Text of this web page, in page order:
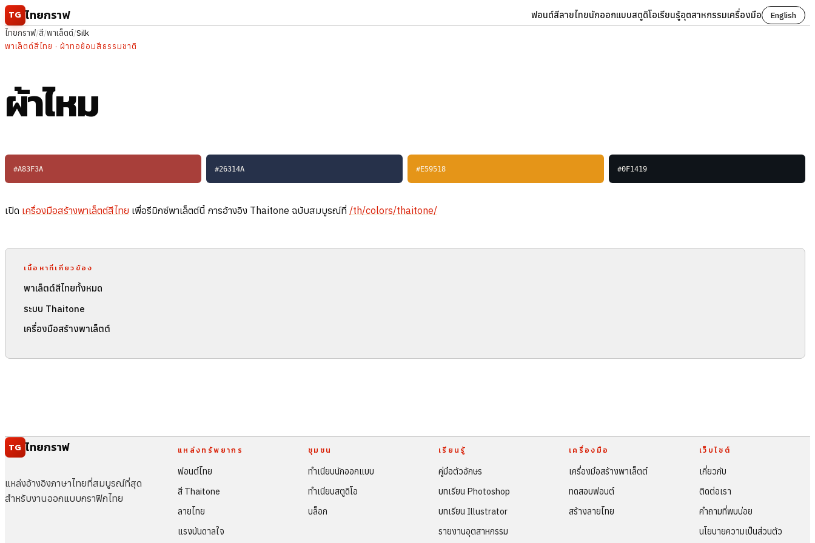
ข้ามไปยังเนื้อหา
TG ไทยกราฟ ฟอนต์สีลายไทยนักออกแบบสตูดิโอเรียนรู้อุตสาหกรรมเครื่องมือ
English
ไทยกราฟ/สี/พาเล็ตต์/Silk
พาเล็ตต์สีไทย · ผ้าทอย้อมสีธรรมชาติ
ผ้าไหม
#A83F3A #26314A #E59518 #0F1419
เปิด เครื่องมือสร้างพาเล็ตต์สีไทย เพื่อรีมิกซ์พาเล็ตต์นี้ การอ้างอิง Thaitone ฉบับสมบูรณ์ที่ /th/colors/thaitone/
เนื้อหาที่เกี่ยวข้อง
พาเล็ตต์สีไทยทั้งหมด
ระบบ Thaitone
เครื่องมือสร้างพาเล็ตต์
TG ไทยกราฟ
แหล่งอ้างอิงภาษาไทยที่สมบูรณ์ที่สุด
สำหรับงานออกแบบกราฟิกไทย
แหล่งทรัพยากร
ฟอนต์ไทย
สี Thaitone
ลายไทย
แรงบันดาลใจ
ชุมชน
ทำเนียบนักออกแบบ
ทำเนียบสตูดิโอ
บล็อก
เรียนรู้
คู่มือตัวอักษร
บทเรียน Photoshop
บทเรียน Illustrator
รายงานอุตสาหกรรม
เครื่องมือ
เครื่องมือสร้างพาเล็ตต์
ทดสอบฟอนต์
สร้างลายไทย
เว็บไซต์
เกี่ยวกับ
ติดต่อเรา
คำถามที่พบบ่อย
นโยบายความเป็นส่วนตัว